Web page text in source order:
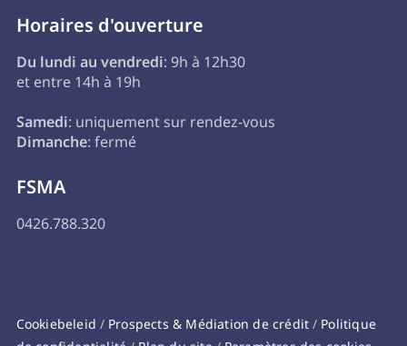
Horaires d'ouverture
Du lundi au vendredi: 9h à 12h30
et entre 14h à 19h
Samedi: uniquement sur rendez-vous
Dimanche: fermé
FSMA
0426.788.320
Cookiebeleid / Prospects & Médiation de crédit / Politique